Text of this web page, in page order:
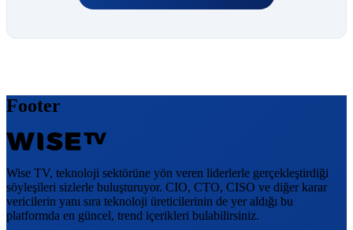
Footer
Wise TV, teknoloji sektörüne yön veren liderlerle gerçekleştirdiği
söyleşileri sizlerle buluşturuyor. CIO, CTO, CISO ve diğer karar
vericilerin yanı sıra teknoloji üreticilerinin de yer aldığı bu
platformda en güncel, trend içerikleri bulabilirsiniz.